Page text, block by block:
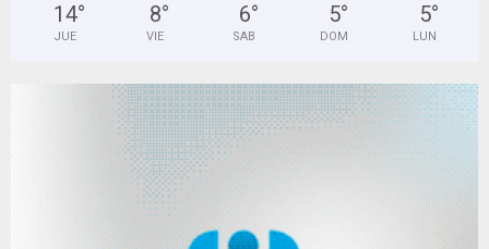
14°
JUE
8°
VIE
6°
SAB
5°
DOM
5°
LUN